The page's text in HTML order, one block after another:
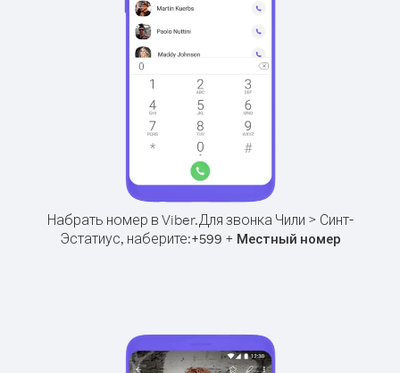
Набрать номер в Viber.Для звонка Чили > Синт-
Эстатиус, наберите:+599 + Местный номер